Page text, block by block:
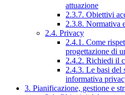
attuazione
2.3.7. Obiettivi
2.3.8. Normativa
2.4. Privacy
2.4.1. Come
progettazione di
2.4.2. Richiedi il
2.4.3. Le basi del
informativa
3. Pianificazione, gestione e